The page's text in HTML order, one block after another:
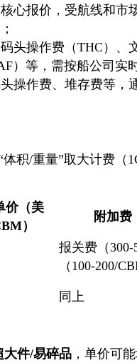
核心报价，受航线和
码头操作费（THC）
）等，需按船公司实
头操作费、堆存费等
积/重量”取大计费（
价（美
）
附加
报关费（
（100-200/
同上
大件/易碎品 ，单价可